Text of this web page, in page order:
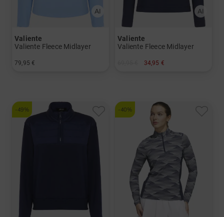
Valiente
Valiente Fleece Midlayer
79,95 €
Valiente
Valiente Fleece Midlayer
34,95 €
-49% -40%